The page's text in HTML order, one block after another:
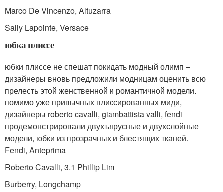
Marco De Vincenzo, Altuzarra
Sally Lapointe, Versace
юбка плиссе
юбки плиссе не спешат покидать модный олимп –
дизайнеры вновь предложили модницам оценить всю
прелесть этой женственной и романтичной модели.
помимо уже привычных плиссированных миди,
дизайнеры roberto cavalli, giambattista valli, fendi
продемонстрировали двухъярусные и двухслойные
модели, юбки из прозрачных и блестящих тканей.
Fendi, Anteprima
Roberto Cavalli, 3.1 Phillip Lim
Burberry, Longchamp